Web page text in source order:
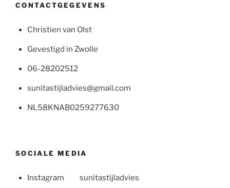
CONTACTGEGEVENS
Christien van Olst
Gevestigd in Zwolle
06-28202512
sunitastijladvies@gmail.com
NL58KNAB0259277630
SOCIALE MEDIA
Instagram sunitastijladvies